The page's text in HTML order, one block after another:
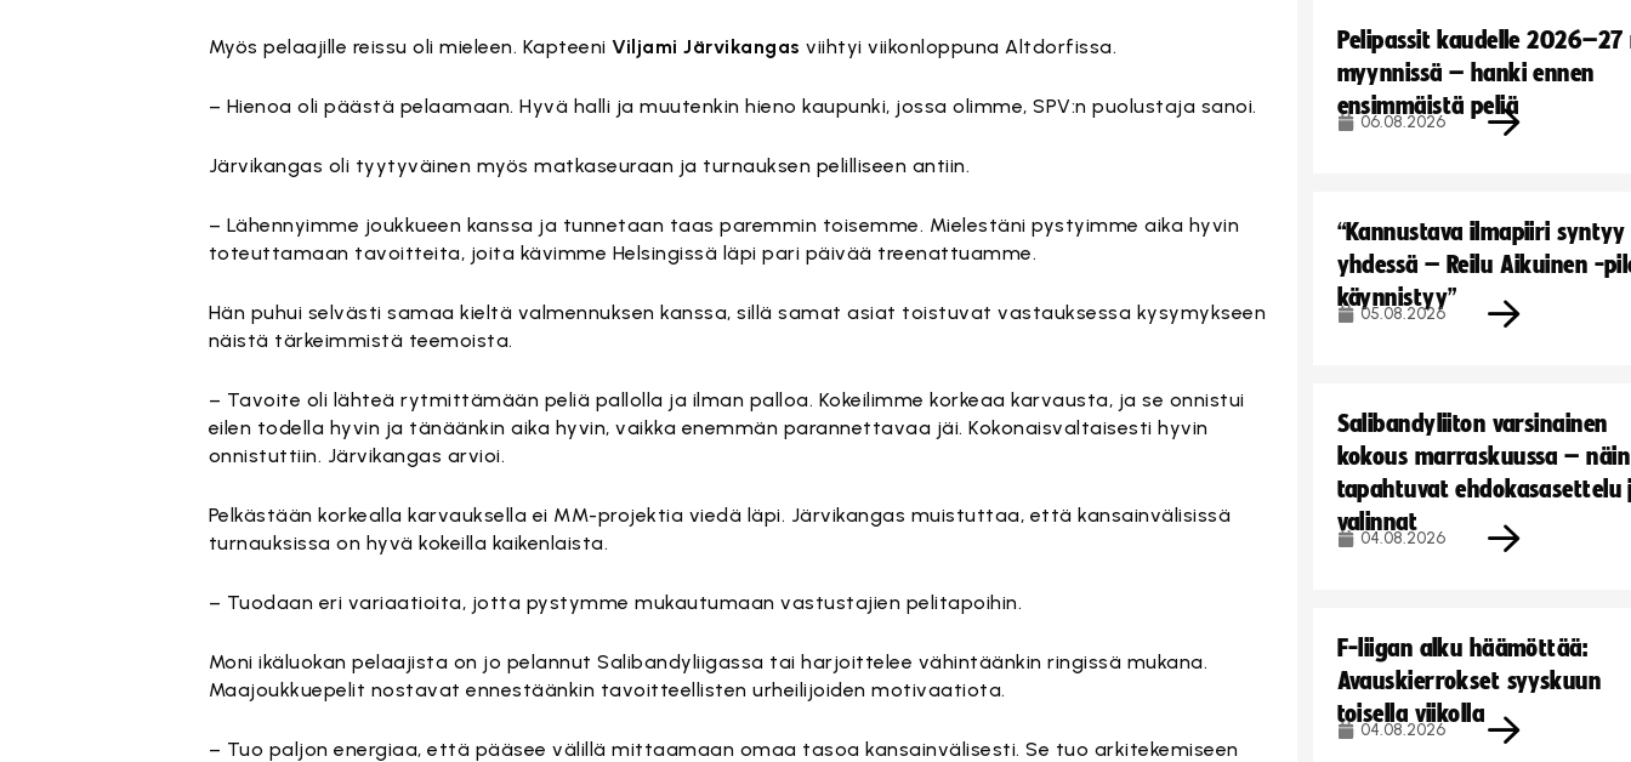
Myös pelaajille reissu oli mieleen. KapteeniViljami Järvikangas viihtyi viikonloppuna Altdorfissa.
– Hienoa oli päästä pelaamaan. Hyvä halli ja muutenkin hieno kaupunki, jossa olimme, SPV:n puolustaja sanoi.
Järvikangas oli tyytyväinen myös matkaseuraan ja turnauksen pelilliseen antiin.
– Lähennyimme joukkueen kanssa ja tunnetaan taas paremmin toisemme. Mielestäni pystyimme aika hyvin
toteuttamaan tavoitteita, joita kävimme Helsingissä läpi pari päivää treenattuamme.
Hän puhui selvästi samaa kieltä valmennuksen kanssa, sillä samat asiat toistuvat vastauksessa kysymykseen
näistä tärkeimmistä teemoista.
– Tavoite oli lähteä rytmittämään peliä pallolla ja ilman palloa. Kokeilimme korkeaa karvausta, ja se onnistui
eilen todella hyvin ja tänäänkin aika hyvin, vaikka enemmän parannettavaa jäi. Kokonaisvaltaisesti hyvin
onnistuttiin. Järvikangas arvioi.
Pelkästään korkealla karvauksella ei MM-projektia viedä läpi. Järvikangas muistuttaa, että kansainvälisissä
turnauksissa on hyvä kokeilla kaikenlaista.
– Tuodaan eri variaatioita, jotta pystymme mukautumaan vastustajien pelitapoihin.
Moni ikäluokan pelaajista on jo pelannut Salibandyliigassa tai harjoittelee vähintäänkin ringissä mukana.
Maajoukkuepelit nostavat ennestäänkin tavoitteellisten urheilijoiden motivaatiota.
– Tuo paljon energiaa, että pääsee välillä mittaamaan omaa tasoa kansainvälisesti. Se tuo arkitekemiseen
Pelipassit kaudelle
myynnissä – hanki ennen
ensimmäistä peliä
06.08.2026
“Kannustava ilmapiiri syntyy
yhdessä – Reilu Aikuinen -
käynnistyy”
05.08.2026
Salibandyliiton varsinainen
kokous marraskuussa – näin
tapahtuvat ehdokasasettelu
valinnat
04.08.2026
F-liigan alku häämöttää:
Avauskierrokset syyskuun
toisella viikolla
04.08.2026